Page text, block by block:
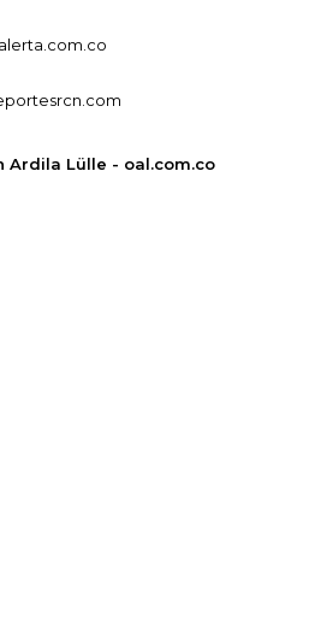
alerta.com.co
Ardila Lülle - oal.com.co